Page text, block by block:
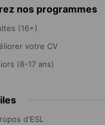
nos programmes
(16+)
votre CV
(8-17 ans)
d'ESL